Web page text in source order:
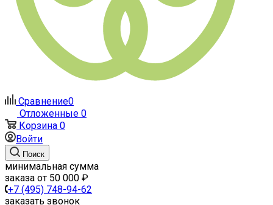
Сравнение0
Отложенные 0
Корзина 0
Войти
Поиск
минимальная сумма
заказа от 50 000 ₽
+7 (495) 748-94-62
заказать звонок